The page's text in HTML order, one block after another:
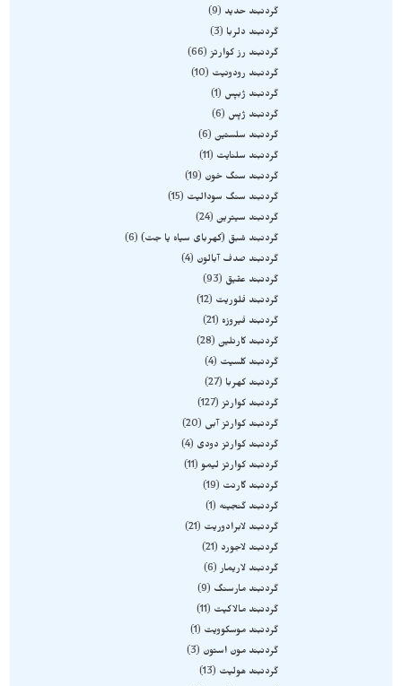
گردنبند حدید
9
گردنبند دلربا
3
گردنبند رز کوارتز 66
گردنبند رودونیت
10
گردنبند ژبپس
1
گردنبند ژپس
6
گردنبند سلستین 6
گردنبند سلنایت
11
گردنبند سنگ خون
19
گردنبند سنگ سودالیت
15
گردنبند سیترین 24
گردنبند شبق (کهربای سیاه یا جت) 6
گردنبند صدف آبالون
4
گردنبند عقیق
93
گردنبند فلوریت
12
گردنبند فیروزه
21
گردنبند کارنلین 28
گردنبند کلسیت
4
گردنبند کهربا
27
گردنبند کوارتز 127
گردنبند کوارتز آبی
20
گردنبند کوارتز دودی
4
گردنبند کوارتز لیمو 11
گردنبند گارنت
19
گردنبند گنجینه
1
گردنبند لابرادوریت
21
گردنبند لاجورد
21
گردنبند لاریمار 6
گردنبند مارسنگ
9
گردنبند مالاکیت
11
گردنبند موسکوویت
1
گردنبند مون استون
3
گردنبند هولیت
13